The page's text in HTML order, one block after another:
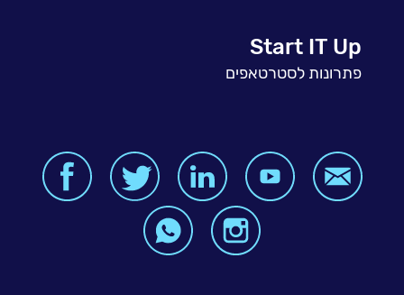
Start IT Up
פתרונות לסטרטאפים